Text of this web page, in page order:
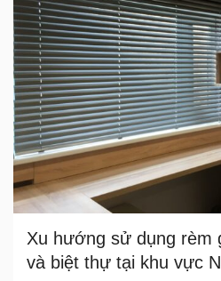
Xu hướng sử dụng rèm
và biệt thự tại khu vực